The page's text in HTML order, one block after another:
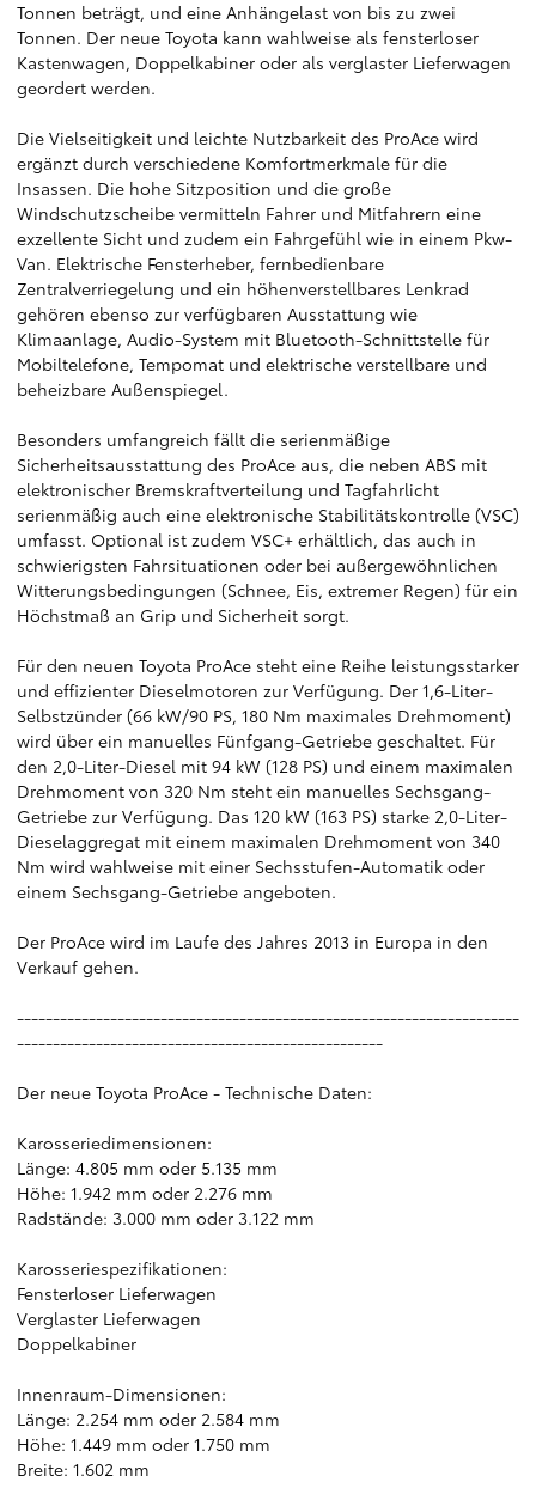
Tonnen beträgt, und eine Anhängelast von bis zu zwei
Tonnen. Der neue Toyota kann wahlweise als fensterloser
Kastenwagen, Doppelkabiner oder als verglaster Lieferwagen
geordert werden.
Die Vielseitigkeit und leichte Nutzbarkeit des ProAce wird
ergänzt durch verschiedene Komfortmerkmale für die
Insassen. Die hohe Sitzposition und die große
Windschutzscheibe vermitteln Fahrer und Mitfahrern eine
exzellente Sicht und zudem ein Fahrgefühl wie in einem Pkw-
Van. Elektrische Fensterheber, fernbedienbare
Zentralverriegelung und ein höhenverstellbares Lenkrad
gehören ebenso zur verfügbaren Ausstattung wie
Klimaanlage, Audio-System mit Bluetooth-Schnittstelle für
Mobiltelefone, Tempomat und elektrische verstellbare und
beheizbare Außenspiegel.
Besonders umfangreich fällt die serienmäßige
Sicherheitsausstattung des ProAce aus, die neben ABS mit
elektronischer Bremskraftverteilung und Tagfahrlicht
serienmäßig auch eine elektronische Stabilitätskontrolle (VSC)
umfasst. Optional ist zudem VSC+ erhältlich, das auch in
schwierigsten Fahrsituationen oder bei außergewöhnlichen
Witterungsbedingungen (Schnee, Eis, extremer Regen) für ein
Höchstmaß an Grip und Sicherheit sorgt.
Für den neuen Toyota ProAce steht eine Reihe leistungsstarker
und effizienter Dieselmotoren zur Verfügung. Der 1,6-Liter-
Selbstzünder (66 kW/90 PS, 180 Nm maximales Drehmoment)
wird über ein manuelles Fünfgang-Getriebe geschaltet. Für
den 2,0-Liter-Diesel mit 94 kW (128 PS) und einem maximalen
Drehmoment von 320 Nm steht ein manuelles Sechsgang-
Getriebe zur Verfügung. Das 120 kW (163 PS) starke 2,0-Liter-
Dieselaggregat mit einem maximalen Drehmoment von 340
Nm wird wahlweise mit einer Sechsstufen-Automatik oder
einem Sechsgang-Getriebe angeboten.
Der ProAce wird im Laufe des Jahres 2013 in Europa in den
Verkauf gehen.
----------------------------------------------------------------------
---------------------------------------------------
Der neue Toyota ProAce - Technische Daten:
Karosseriedimensionen:
Länge: 4.805 mm oder 5.135 mm
Höhe: 1.942 mm oder 2.276 mm
Radstände: 3.000 mm oder 3.122 mm
Karosseriespezifikationen:
Fensterloser Lieferwagen
Verglaster Lieferwagen
Doppelkabiner
Innenraum-Dimensionen:
Länge: 2.254 mm oder 2.584 mm
Höhe: 1.449 mm oder 1.750 mm
Breite: 1.602 mm